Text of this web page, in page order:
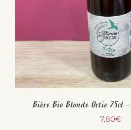
Bière Bio Blonde Ortie 75cl
7,80€